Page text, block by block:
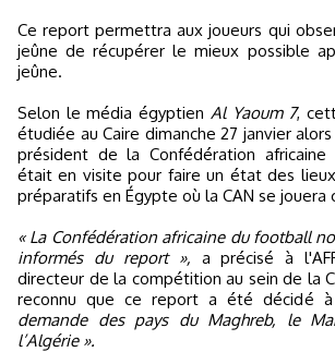
Ce report permettra aux joueurs qui
jeûne de récupérer le mieux possible
jeûne.
Selon le média égyptien Al Yaoum 7,
étudiée au Caire dimanche 27 janvier
président de la Confédération
était en visite pour faire un état des
préparatifs en Égypte où la CAN se jouera
« La Confédération africaine du football
informés du report », a précisé à
directeur de la compétition au sein de la
reconnu que ce report a été décidé
demande des pays du Maghreb, le
l’Algérie ».